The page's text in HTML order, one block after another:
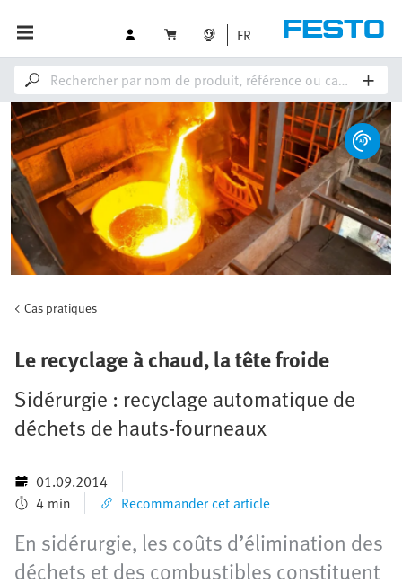
FR
Cas pratiques
Le recyclage à chaud, la tête froide
Sidérurgie : recyclage automatique de
déchets de hauts-fourneaux
01.09.2014
4 min
Recommander cet article
En sidérurgie, les coûts d’élimination des
déchets et des combustibles constituent